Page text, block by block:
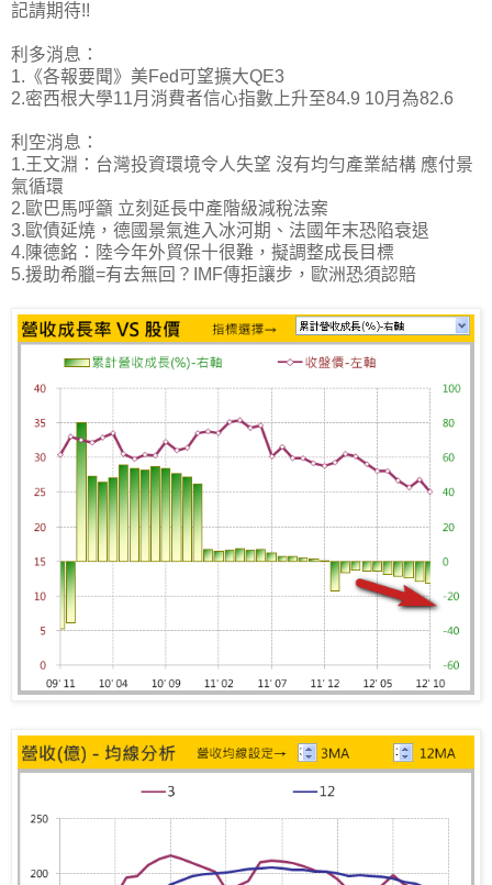
記請期待!!
利多消息：
1.《各報要聞》美Fed可望擴大QE3
2.密西根大學11月消費者信心指數上升至84.9 10月為82.6
利空消息：
1.王文淵：台灣投資環境令人失望 沒有均勻產業結構 應付景
氣循環
2.歐巴馬呼籲 立刻延長中產階級減稅法案
3.歐債延燒，德國景氣進入冰河期、法國年末恐陷衰退
4.陳德銘：陸今年外貿保十很難，擬調整成長目標
5.援助希臘=有去無回？IMF傳拒讓步，歐洲恐須認賠